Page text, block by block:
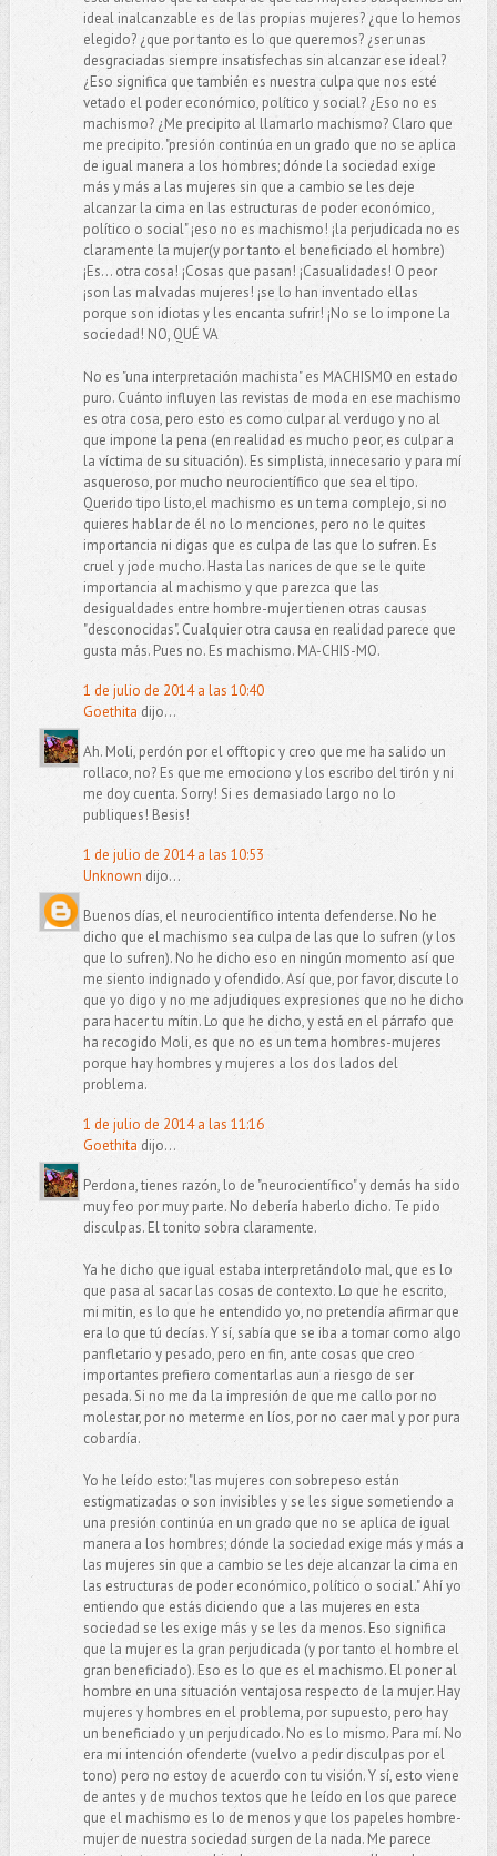
ideal inalcanzable es de las propias mujeres? ¿que lo hemos
elegido? ¿que por tanto es lo que queremos? ¿ser unas
desgraciadas siempre insatisfechas sin alcanzar ese ideal?
¿Eso significa que también es nuestra culpa que nos esté
vetado el poder económico, político y social? ¿Eso no es
machismo? ¿Me precipito al llamarlo machismo? Claro que
me precipito. "presión continúa en un grado que no se aplica
de igual manera a los hombres; dónde la sociedad exige
más y más a las mujeres sin que a cambio se les deje
alcanzar la cima en las estructuras de poder económico,
político o social" ¡eso no es machismo! ¡la perjudicada no es
claramente la mujer(y por tanto el beneficiado el hombre)
¡Es... otra cosa! ¡Cosas que pasan! ¡Casualidades! O peor
¡son las malvadas mujeres! ¡se lo han inventado ellas
porque son idiotas y les encanta sufrir! ¡No se lo impone la
sociedad! NO, QUÉ VA
No es "una interpretación machista" es MACHISMO en estado
puro. Cuánto influyen las revistas de moda en ese machismo
es otra cosa, pero esto es como culpar al verdugo y no al
que impone la pena (en realidad es mucho peor, es culpar a
la víctima de su situación). Es simplista, innecesario y para mí
asqueroso, por mucho neurocientífico que sea el tipo.
Querido tipo listo,el machismo es un tema complejo, si no
quieres hablar de él no lo menciones, pero no le quites
importancia ni digas que es culpa de las que lo sufren. Es
cruel y jode mucho. Hasta las narices de que se le quite
importancia al machismo y que parezca que las
desigualdades entre hombre-mujer tienen otras causas
"desconocidas". Cualquier otra causa en realidad parece que
gusta más. Pues no. Es machismo. MA-CHIS-MO.
1 de julio de 2014 a las 10:40
Goethita dijo...
Ah. Moli, perdón por el offtopic y creo que me ha salido un
rollaco, no? Es que me emociono y los escribo del tirón y ni
me doy cuenta. Sorry! Si es demasiado largo no lo
publiques! Besis!
1 de julio de 2014 a las 10:53
Unknown dijo...
Buenos días, el neurocientífico intenta defenderse. No he
dicho que el machismo sea culpa de las que lo sufren (y los
que lo sufren). No he dicho eso en ningún momento así que
me siento indignado y ofendido. Así que, por favor, discute lo
que yo digo y no me adjudiques expresiones que no he dicho
para hacer tu mítin. Lo que he dicho, y está en el párrafo que
ha recogido Moli, es que no es un tema hombres-mujeres
porque hay hombres y mujeres a los dos lados del
problema.
1 de julio de 2014 a las 11:16
Goethita dijo...
Perdona, tienes razón, lo de "neurocientífico" y demás ha sido
muy feo por muy parte. No debería haberlo dicho. Te pido
disculpas. El tonito sobra claramente.
Ya he dicho que igual estaba interpretándolo mal, que es lo
que pasa al sacar las cosas de contexto. Lo que he escrito,
mi mitin, es lo que he entendido yo, no pretendía afirmar que
era lo que tú decías. Y sí, sabía que se iba a tomar como algo
panfletario y pesado, pero en fin, ante cosas que creo
importantes prefiero comentarlas aun a riesgo de ser
pesada. Si no me da la impresión de que me callo por no
molestar, por no meterme en líos, por no caer mal y por pura
cobardía.
Yo he leído esto: "las mujeres con sobrepeso están
estigmatizadas o son invisibles y se les sigue sometiendo a
una presión continúa en un grado que no se aplica de igual
manera a los hombres; dónde la sociedad exige más y más a
las mujeres sin que a cambio se les deje alcanzar la cima en
las estructuras de poder económico, político o social." Ahí yo
entiendo que estás diciendo que a las mujeres en esta
sociedad se les exige más y se les da menos. Eso significa
que la mujer es la gran perjudicada (y por tanto el hombre el
gran beneficiado). Eso es lo que es el machismo. El poner al
hombre en una situación ventajosa respecto de la mujer. Hay
mujeres y hombres en el problema, por supuesto, pero hay
un beneficiado y un perjudicado. No es lo mismo. Para mí. No
era mi intención ofenderte (vuelvo a pedir disculpas por el
tono) pero no estoy de acuerdo con tu visión. Y sí, esto viene
de antes y de muchos textos que he leído en los que parece
que el machismo es lo de menos y que los papeles hombre-
mujer de nuestra sociedad surgen de la nada. Me parece